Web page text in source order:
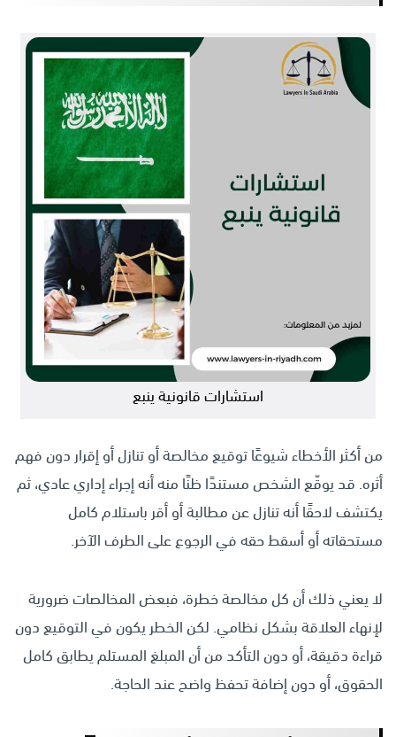
استشارات قانونية ينبع
من أكثر الأخطاء شيوعًا توقيع مخالصة أو تنازل أو إقرار دون فهم
أثره. قد يوقّع الشخص مستندًا ظنًا منه أنه إجراء إداري عادي، ثم
يكتشف لاحقًا أنه تنازل عن مطالبة أو أقر باستلام كامل
مستحقاته أو أسقط حقه في الرجوع على الطرف الآخر.
لا يعني ذلك أن كل مخالصة خطرة، فبعض المخالصات ضرورية
لإنهاء العلاقة بشكل نظامي. لكن الخطر يكون في التوقيع دون
قراءة دقيقة، أو دون التأكد من أن المبلغ المستلم يطابق كامل
الحقوق، أو دون إضافة تحفظ واضح عند الحاجة.